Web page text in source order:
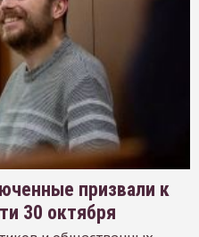
призвали к
30 октября